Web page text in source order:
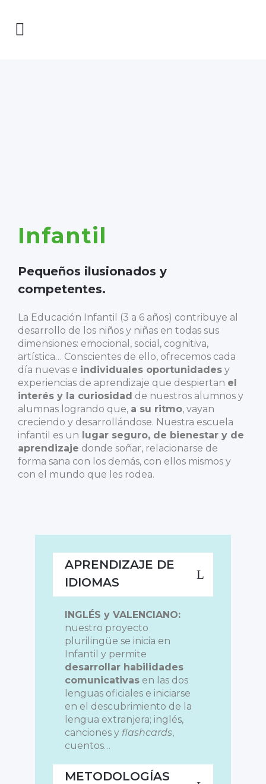
Infantil
Pequeños ilusionados y
competentes.
La Educación Infantil (3 a 6 años) contribuye al
desarrollo de los niños y niñas en todas sus
dimensiones: emocional, social, cognitiva,
artística… Conscientes de ello, ofrecemos cada
día nuevas e individuales oportunidades y
experiencias de aprendizaje que despiertan el
interés y la curiosidad de nuestros alumnos y
alumnas logrando que, a su ritmo, vayan
creciendo y desarrollándose. Nuestra escuela
infantil es un lugar seguro, de bienestar y de
aprendizaje donde soñar, relacionarse de
forma sana con los demás, con ellos mismos y
con el mundo que les rodea.
APRENDIZAJE DE
IDIOMAS
INGLÉS y VALENCIANO:
nuestro proyecto
plurilingüe se inicia en
Infantil y permite
desarrollar habilidades
comunicativas en las dos
lenguas oficiales e iniciarse
en el descubrimiento de la
lengua extranjera; inglés,
canciones y flashcards,
cuentos…
METODOLOGÍAS